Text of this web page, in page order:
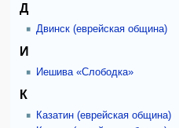
Д
Двинск (еврейская община)
И
Иешива «Слободка»
К
Казатин (еврейская община)